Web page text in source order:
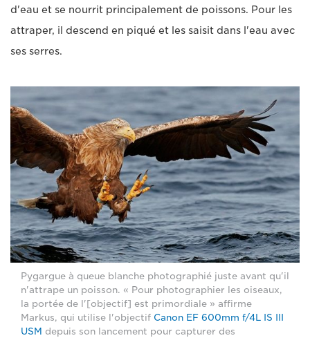
d'eau et se nourrit principalement de poissons. Pour les
attraper, il descend en piqué et les saisit dans l'eau avec
ses serres.
Pygargue à queue blanche photographié juste avant qu'il
n'attrape un poisson. « Pour photographier les oiseaux,
la portée de l'[objectif] est primordiale » affirme
Markus, qui utilise l'objectif Canon EF 600mm f/4L IS III
USM depuis son lancement pour capturer des